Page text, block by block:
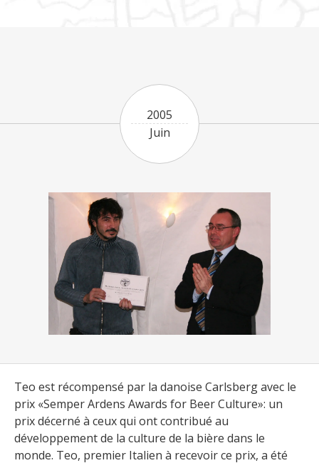
Teo est récompensé par la danoise Carlsberg avec le
prix «Semper Ardens Awards for Beer Culture»: un
prix décerné à ceux qui ont contribué au
développement de la culture de la bière dans le
monde. Teo, premier Italien à recevoir ce prix, a été
2005
Juin